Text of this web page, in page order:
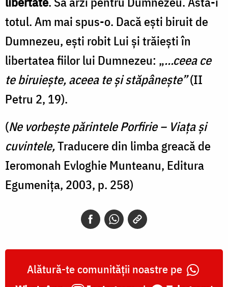
totul. Am mai spus-o. Dacă eşti biruit de
Dumnezeu, eşti robit Lui şi trăieşti în
libertatea fiilor lui Dumnezeu: „…ceea ce
te biruieşte, aceea te şi stăpâneşte”(II
Petru 2, 19).
(Ne vorbeşte părintele Porfirie – Viaţa şi
cuvintele,Traducere din limba greacă de
Ieromonah Evloghie Munteanu, Editura
Egumeniţa, 2003, p. 258)
Alătură-te comunității noastre pe